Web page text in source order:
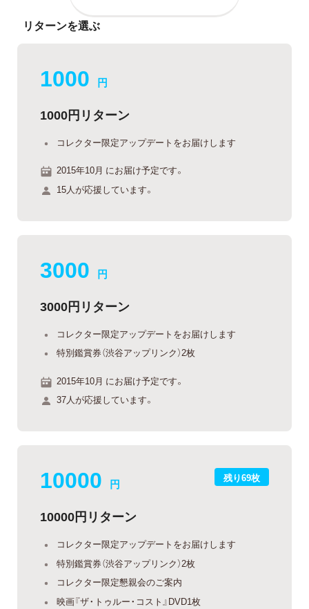
リターンを選ぶ
1000 円
1000円リターン
コレクター限定アップデートをお届けします
2015年10月 にお届け予定です。
15人が応援しています。
3000 円
3000円リターン
コレクター限定アップデートをお届けします
特別鑑賞券（渋谷アップリンク）2枚
2015年10月 にお届け予定です。
37人が応援しています。
残り69枚
10000 円
10000円リターン
コレクター限定アップデートをお届けします
特別鑑賞券（渋谷アップリンク）2枚
コレクター限定懇親会のご案内
映画『ザ・トゥルー・コスト』DVD1枚